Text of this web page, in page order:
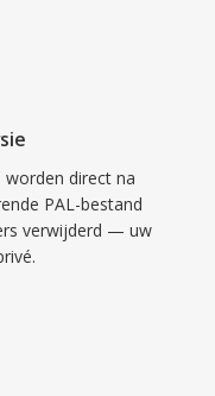
worden direct na
PAL-bestand
verwijderd — uw